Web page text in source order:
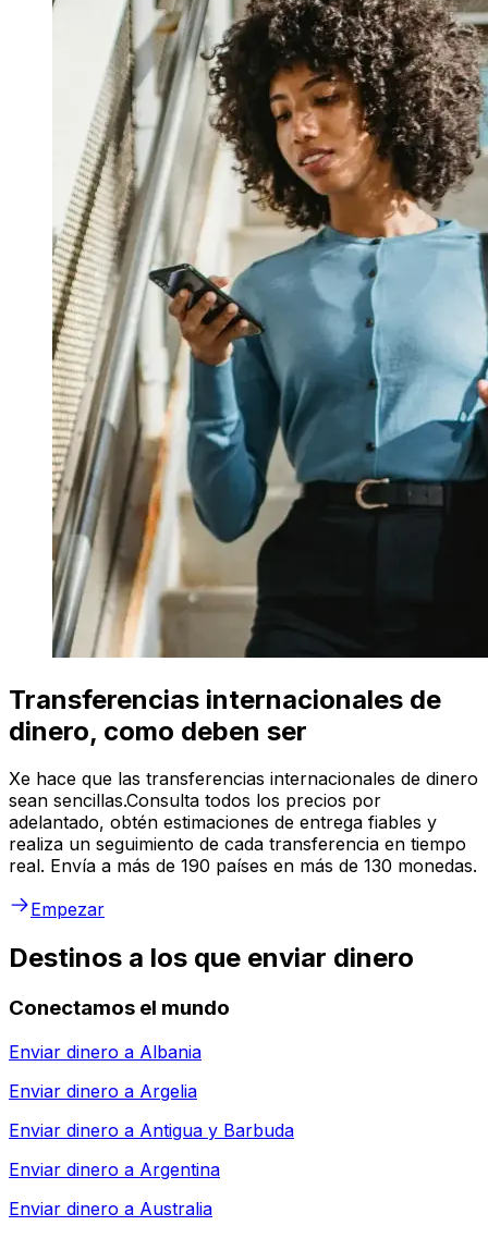
Transferencias internacionales de
dinero, como deben ser
Xe hace que las transferencias internacionales de dinero
sean sencillas.Consulta todos los precios por
adelantado, obtén estimaciones de entrega fiables y
realiza un seguimiento de cada transferencia en tiempo
real. Envía a más de 190 países en más de 130 monedas.
Empezar
Destinos a los que enviar dinero
Conectamos el mundo
Enviar dinero a Albania
Enviar dinero a Argelia
Enviar dinero a Antigua y Barbuda
Enviar dinero a Argentina
Enviar dinero a Australia